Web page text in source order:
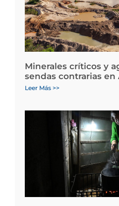
Minerales críticos y
sendas contrarias en
Leer Más >>